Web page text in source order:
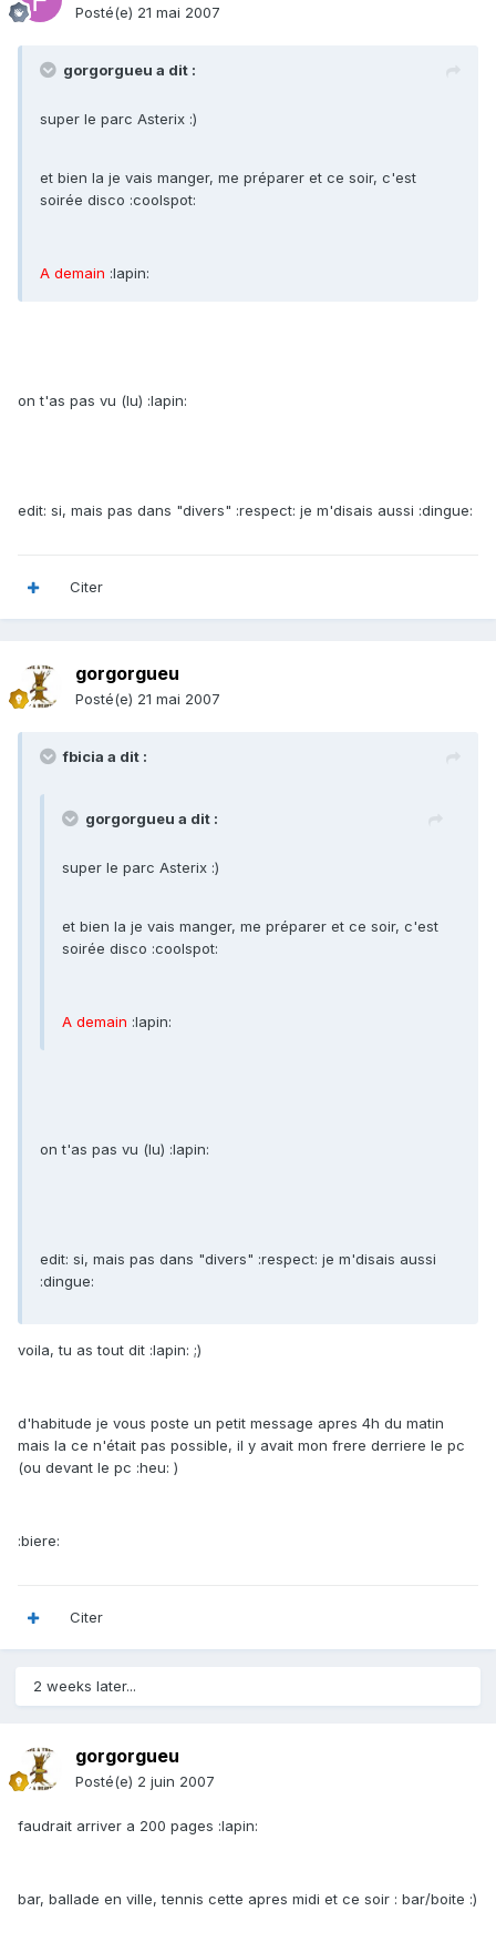
Posté(e) 21 mai 2007
gorgorgueu a dit :
super le parc Asterix :)
et bien la je vais manger, me préparer et ce soir, c'est
soirée disco :coolspot:
A demain :lapin:
on t'as pas vu (lu) :lapin:
edit: si, mais pas dans "divers" :respect: je m'disais aussi :dingue:
Citer
gorgorgueu
Posté(e) 21 mai 2007
fbicia a dit :
gorgorgueu a dit :
super le parc Asterix :)
et bien la je vais manger, me préparer et ce soir, c'est
soirée disco :coolspot:
A demain :lapin:
on t'as pas vu (lu) :lapin:
edit: si, mais pas dans "divers" :respect: je m'disais aussi
:dingue:
voila, tu as tout dit :lapin: ;)
d'habitude je vous poste un petit message apres 4h du matin
mais la ce n'était pas possible, il y avait mon frere derriere le pc
(ou devant le pc :heu: )
:biere:
Citer
2 weeks later...
gorgorgueu
Posté(e) 2 juin 2007
faudrait arriver a 200 pages :lapin:
bar, ballade en ville, tennis cette apres midi et ce soir : bar/boite :)